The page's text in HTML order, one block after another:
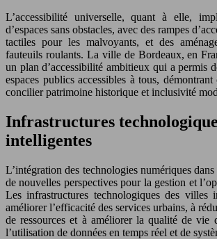
L’accessibilité universelle, quant à elle,
d’espaces sans obstacles, avec des rampes
tactiles pour les malvoyants, et des
fauteuils roulants. La ville de Bordeaux, en
un plan d’accessibilité ambitieux qui a permis
espaces publics accessibles à tous,
concilier patrimoine historique et inclusivité
Infrastructures
intelligentes
L’intégration des technologies numériques
de nouvelles perspectives pour la gestion et
Les infrastructures technologiques des villes
améliorer l’efficacité des services urbains, à
de ressources et à améliorer la qualité de vie
l’utilisation de données en temps réel et de